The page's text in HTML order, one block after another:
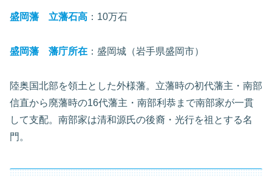
盛岡藩 立藩石高 ：10万石
盛岡藩 藩庁所在 ：盛岡城（岩手県盛岡市）
陸奥国北部を領土とした外様藩。立藩時の初代藩主・南部
信直から廃藩時の16代藩主・南部利恭まで南部家が一貫
して支配。南部家は清和源氏の後裔・光行を祖とする名
門。